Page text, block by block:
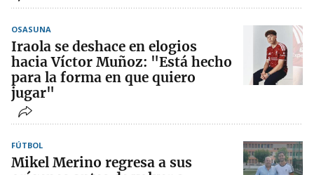
OSASUNA
Iraola se deshace en elogios
hacia Víctor Muñoz: "Está hecho
para la forma en que quiero
jugar"
FÚTBOL
Mikel Merino regresa a sus